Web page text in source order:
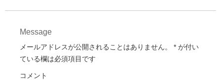
Message
メールアドレスが公開されることはありません。 * が付い
ている欄は必須項目です
コメント